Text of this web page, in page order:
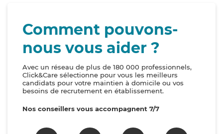
Comment pouvons-
nous vous aider ?
Avec un réseau de plus de 180 000 professionnels,
Click&Care sélectionne pour vous les meilleurs
candidats pour votre maintien à domicile ou vos
besoins de recrutement en établissement.
Nos conseillers vous accompagnent 7/7